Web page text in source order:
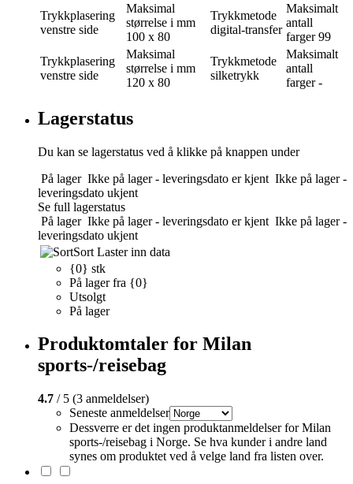
Trykkplasering
venstre side
Maksimal
størrelse i mm
100 x 80
Trykkmetode
digital-transfer
Maksimalt
antall
farger 99
Trykkplasering
venstre side
Maksimal
størrelse i mm
120 x 80
Trykkmetode
silketrykk
Maksimalt
antall
farger -
Lagerstatus
Du kan se lagerstatus ved å klikke på knappen under
På lager Ikke på lager - leveringsdato er kjent Ikke på lager -
leveringsdato ukjent
Se full lagerstatus
På lager Ikke på lager - leveringsdato er kjent Ikke på lager -
leveringsdato ukjent
Sort Laster inn data
{0} stk
På lager fra {0}
Utsolgt
På lager
Produktomtaler for Milan
sports-/reisebag
4.7 / 5 (3 anmeldelser)
Seneste anmeldelser
Dessverre er det ingen produktanmeldelser for Milan
sports-/reisebag i Norge. Se hva kunder i andre land
synes om produktet ved å velge land fra listen over.